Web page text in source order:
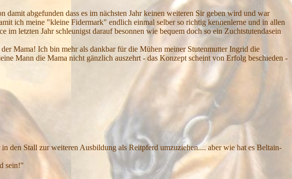
abgefunden dass es im nächsten Jahr keinen weiteren Sir geben wird und war
ich meine "kleine Fidermark" endlich einmal selber so richtig kennenlerne und in allen
letzten Jahr schleunigst darauf besonnen wie bequem doch so ein Zuchtstutendasein
Mama! Ich bin mehr als dankbar für die Mühen meiner Stutenmutter Ingrid die
Mann die Mama nicht gänzlich auszehrt - das Konzept scheint von Erfolg beschieden -
den Stall zur weiteren Ausbildung als Reitpferd umzuziehen.... aber wie hat es Beltain-
sein!"